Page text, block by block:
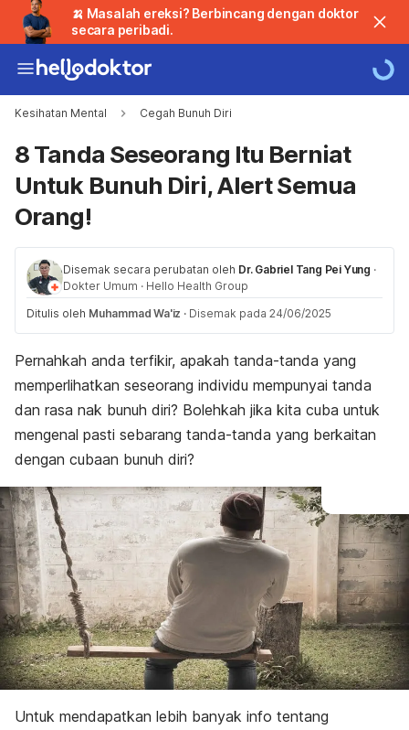
🍌 Masalah ereksi? Berbincang dengan doktor
secara peribadi.
Kesihatan Mental Cegah Bunuh Diri
8 Tanda Seseorang Itu Berniat
Untuk Bunuh Diri, Alert Semua
Orang!
Disemak secara perubatan oleh Dr. Gabriel Tang Pei Yung ·
Dokter Umum · Hello Health Group
Ditulis oleh Muhammad Wa'iz · Disemak pada 24/06/2025
Pernahkah anda terfikir, apakah tanda-tanda yang
memperlihatkan seseorang individu mempunyai tanda
dan rasa nak bunuh diri? Bolehkah jika kita cuba untuk
mengenal pasti sebarang tanda-tanda yang berkaitan
dengan cubaan bunuh diri?
Untuk mendapatkan lebih banyak info tentang